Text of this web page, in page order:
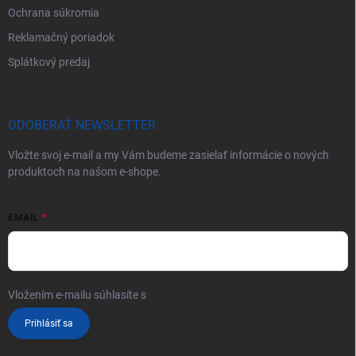
Ochrana súkromia
Reklamačný poriadok
Splátkový predaj
ODOBERAŤ NEWSLETTER
Vložte svoj e-mail a my Vám budeme zasielať informácie o nových
produktoch na našom e-shope.
EMAIL
Vložením e-mailu súhlasíte s
Prihlásiť sa